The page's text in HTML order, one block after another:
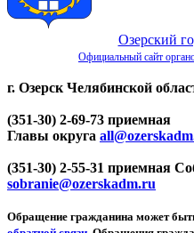
Озерский
Официальный сайт
г. Озерск Челябинской
(351-30) 2-69-73 приемная
Главы округа
(351-30) 2-55-31 приемная
sobranie@ozerskadm.ru
Обращение гражданина может